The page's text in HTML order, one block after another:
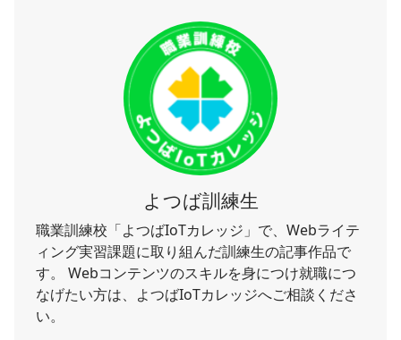
よつば訓練生
職業訓練校「よつばIoTカレッジ」で、Webライテ
ィング実習課題に取り組んだ訓練生の記事作品で
す。 Webコンテンツのスキルを身につけ就職につ
なげたい方は、よつばIoTカレッジへご相談くださ
い。